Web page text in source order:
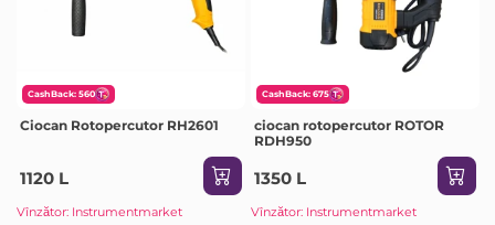
CashBack: 560
Ciocan Rotopercutor RH2601
1120 L
Vînzător: Instrumentmarket
CashBack: 675
ciocan rotopercutor ROTOR
RDH950
1350 L
Vînzător: Instrumentmarket